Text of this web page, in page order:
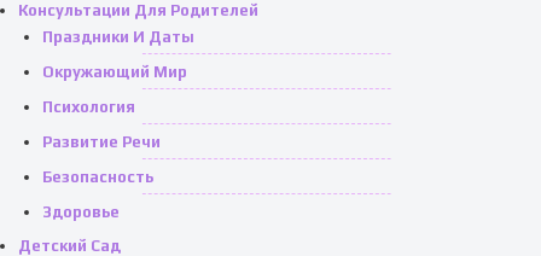
Консультации Для Родителей
Праздники И Даты
Окружающий Мир
Психология
Развитие Речи
Безопасность
Здоровье
Детский Сад